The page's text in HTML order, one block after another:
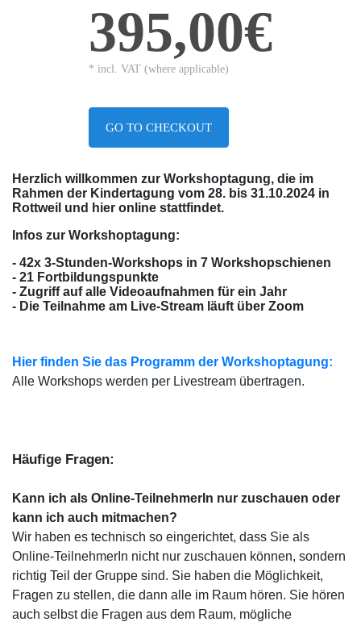
395,00€
* incl. VAT (where applicable)
GO TO CHECKOUT
Herzlich willkommen zur Workshoptagung, die im
Rahmen der Kindertagung vom 28. bis 31.10.2024 in
Rottweil und hier online stattfindet.
Infos zur Workshoptagung:
- 42x 3-Stunden-Workshops in 7 Workshopschienen
- 21 Fortbildungspunkte
- Zugriff auf alle Videoaufnahmen für ein Jahr
- Die Teilnahme am Live-Stream läuft über Zoom
Hier finden Sie das Programm der Workshoptagung:
Alle Workshops werden per Livestream übertragen.
Häufige Fragen:
Kann ich als Online-TeilnehmerIn nur zuschauen oder
kann ich auch mitmachen?
Wir haben es technisch so eingerichtet, dass Sie als
Online-TeilnehmerIn nicht nur zuschauen können, sondern
richtig Teil der Gruppe sind. Sie haben die Möglichkeit,
Fragen zu stellen, die dann alle im Raum hören. Sie hören
auch selbst die Fragen aus dem Raum, mögliche